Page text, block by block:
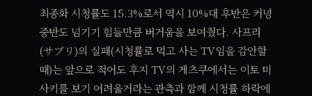
최종화 시청률도 15.3%로서 역시 10%대 후반은 커녕
중반도 넘기기 힘들만큼 버거움을 보여줬다. 사프리
(サプリ)의 실패(시청률로 먹고 사는 TV임을 감안할
때)는 앞으로 적어도 후지 TV의 게츠쿠에서는 이토 미
사키를 보기 어려울거라는 관측과 함께 시청률 하락에